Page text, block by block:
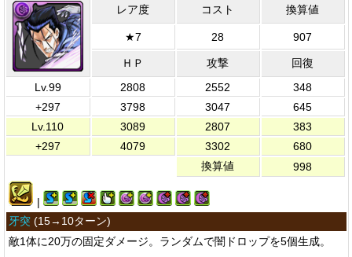
レア度 コスト 換算値
★7 28 907
ＨＰ 攻撃
回復
Lv.99
2808 2552
348
+297
3798 3047
645
Lv.110
3089 2807
383
+297
4079 3302
680
換算値
998
|
牙突 (15→10ターン)
敵1体に20万の固定ダメージ。ランダムで闇ドロップを5個生成。